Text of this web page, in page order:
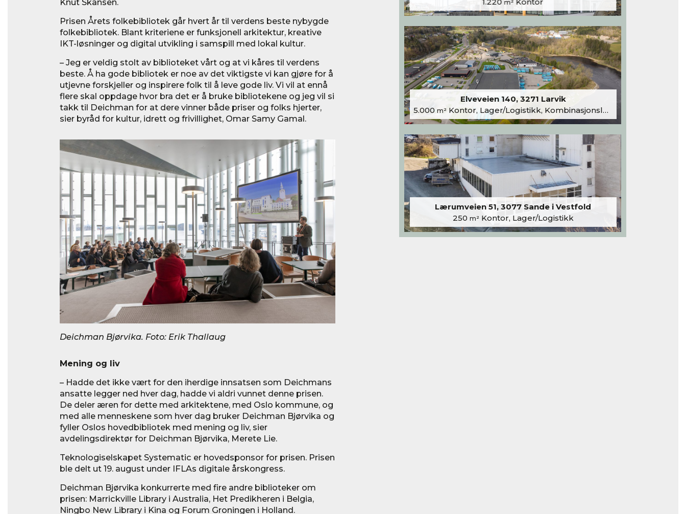
Prisen Årets folkebibliotek går hvert år til verdens beste nybygde
folkebibliotek. Blant kriteriene er funksjonell arkitektur, kreative
IKT-løsninger og digital utvikling i samspill med lokal kultur.
– Jeg er veldig stolt av biblioteket vårt og at vi kåres til verdens
beste. Å ha gode bibliotek er noe av det viktigste vi kan gjøre for å
utjevne forskjeller og inspirere folk til å leve gode liv. Vi vil at ennå
flere skal oppdage hvor bra det er å bruke bibliotekene og jeg vil si
takk til Deichman for at dere vinner både priser og folks hjerter,
sier byråd for kultur, idrett og frivillighet, Omar Samy Gamal.
Deichman Bjørvika. Foto: Erik Thallaug
Mening og liv
– Hadde det ikke vært for den iherdige innsatsen som Deichmans
ansatte legger ned hver dag, hadde vi aldri vunnet denne prisen.
De deler æren for dette med arkitektene, med Oslo kommune, og
med alle menneskene som hver dag bruker Deichman Bjørvika og
fyller Oslos hovedbibliotek med mening og liv, sier
avdelingsdirektør for Deichman Bjørvika, Merete Lie.
Teknologiselskapet Systematic er hovedsponsor for prisen. Prisen
ble delt ut 19. august under IFLAs digitale årskongress.
Deichman Bjørvika konkurrerte med fire andre biblioteker om
prisen: Marrickville Library i Australia, Het Predikheren i Belgia,
Ningbo New Library i Kina og Forum Groningen i Holland.
1.220 m² Kontor
Elveveien 140, 3271 Larvik
5.000 m²Kontor, Lager/Logistikk, Kombinasjonslokaler
Lærumveien 51, 3077 Sande i Vestfold
250 m²Kontor, Lager/Logistikk